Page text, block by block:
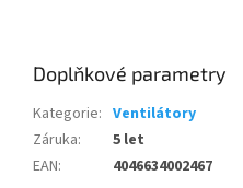
Doplňkové parametry
Kategorie: Ventilátory
Záruka:
5 let
EAN: 4046634002467